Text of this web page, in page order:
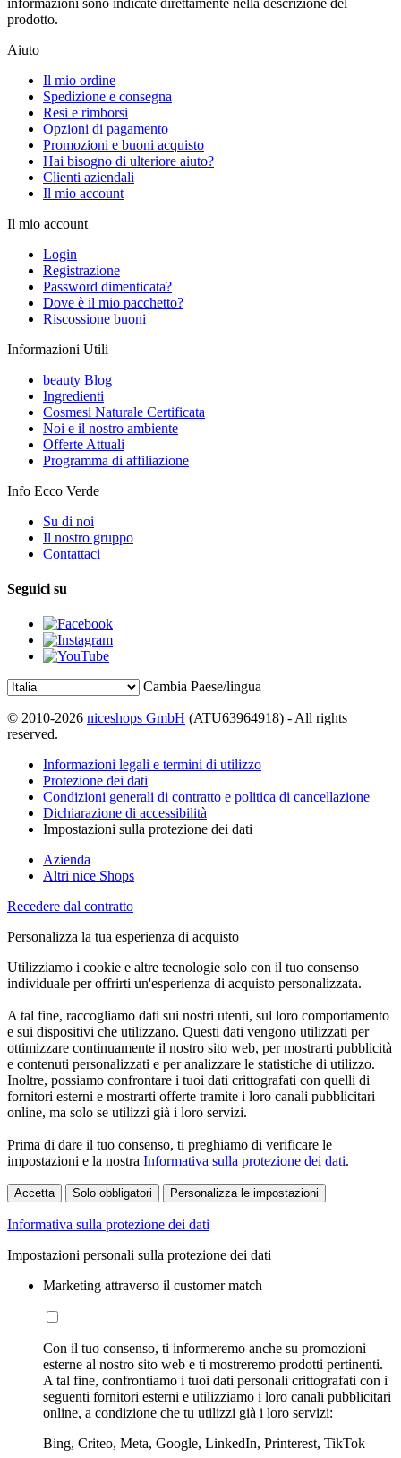
prodotto.
Aiuto
Il mio ordine
Spedizione e consegna
Resi e rimborsi
Opzioni di pagamento
Promozioni e buoni acquisto
Hai bisogno di ulteriore aiuto?
Clienti aziendali
Il mio account
Il mio account
Login
Registrazione
Password dimenticata?
Dove è il mio pacchetto?
Riscossione buoni
Informazioni Utili
beauty Blog
Ingredienti
Cosmesi Naturale Certificata
Noi e il nostro ambiente
Offerte Attuali
Programma di affiliazione
Info Ecco Verde
Su di noi
Il nostro gruppo
Contattaci
Seguici su
Cambia Paese/lingua
© 2010-2026 niceshops GmbH (ATU63964918) - All rights
reserved.
Informazioni legali e termini di utilizzo
Protezione dei dati
Condizioni generali di contratto e politica di cancellazione
Dichiarazione di accessibilità
Impostazioni sulla protezione dei dati
Azienda
Altri nice Shops
Recedere dal contratto
Personalizza la tua esperienza di acquisto
Utilizziamo i cookie e altre tecnologie solo con il tuo consenso
individuale per offrirti un'esperienza di acquisto personalizzata.
A tal fine, raccogliamo dati sui nostri utenti, sul loro comportamento
e sui dispositivi che utilizzano. Questi dati vengono utilizzati per
ottimizzare continuamente il nostro sito web, per mostrarti pubblicità
e contenuti personalizzati e per analizzare le statistiche di utilizzo.
Inoltre, possiamo confrontare i tuoi dati crittografati con quelli di
fornitori esterni e mostrarti offerte tramite i loro canali pubblicitari
online, ma solo se utilizzi già i loro servizi.
Prima di dare il tuo consenso, ti preghiamo di verificare le
impostazioni e la nostra Informativa sulla protezione dei dati.
Accetta Solo obbligatori Personalizza le impostazioni
Informativa sulla protezione dei dati
Impostazioni personali sulla protezione dei dati
Marketing attraverso il customer match
Con il tuo consenso, ti informeremo anche su promozioni
esterne al nostro sito web e ti mostreremo prodotti pertinenti.
A tal fine, confrontiamo i tuoi dati personali crittografati con i
seguenti fornitori esterni e utilizziamo i loro canali pubblicitari
online, a condizione che tu utilizzi già i loro servizi:
Bing, Criteo, Meta, Google, LinkedIn, Printerest, TikTok